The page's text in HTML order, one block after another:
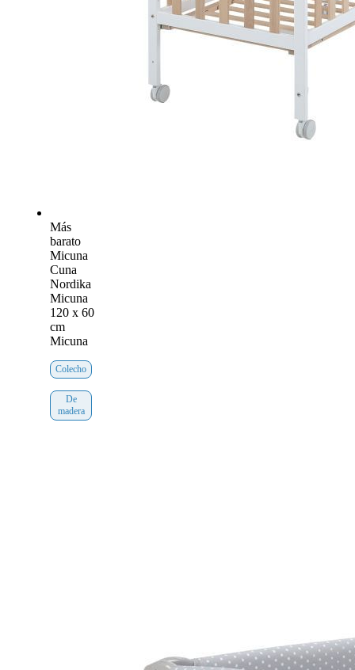
Más
barato
Micuna
Cuna
Nordika
Micuna
120 x 60
cm
Micuna
Colecho
De
madera